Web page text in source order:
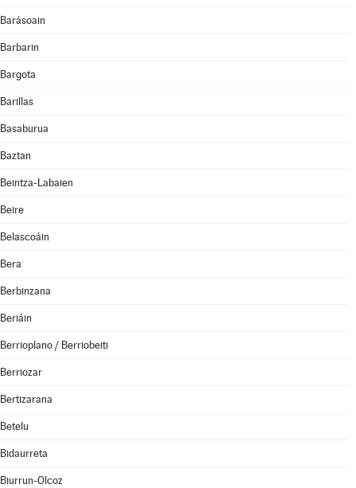
Barásoain
Barbarin
Bargota
Barillas
Basaburua
Baztan
Beintza-Labaien
Beire
Belascoáin
Bera
Berbinzana
Beriáin
Berrioplano / Berriobeiti
Berriozar
Bertizarana
Betelu
Bidaurreta
Biurrun-Olcoz